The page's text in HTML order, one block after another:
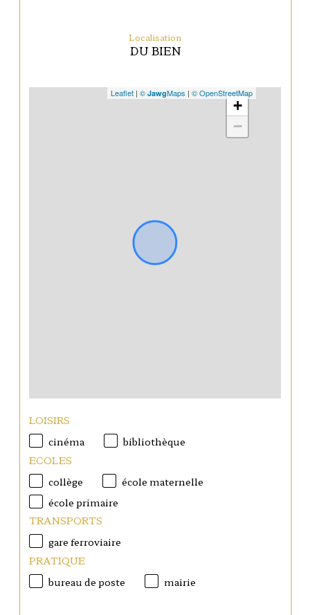
Localisation
DU BIEN
+
−
Leaflet | © JawgMaps | © OpenStreetMap
LOISIRS
cinéma
bibliothèque
ECOLES
collège
école maternelle
école primaire
TRANSPORTS
gare ferroviaire
PRATIQUE
bureau de poste
mairie